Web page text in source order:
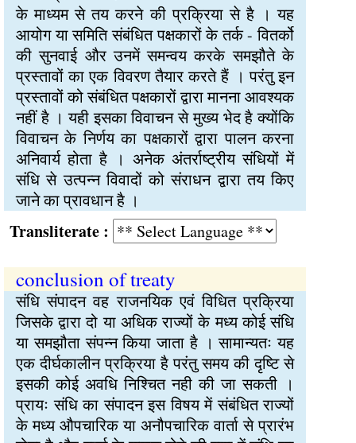
के माध्यम से तय करने की प्रक्रिया से है । यह
आयोग या समिति संबंधित पक्षकारों के तर्क - वितर्को
की सुनवाई और उनमें समन्वय करके समझौते के
प्रस्तावों का एक विवरण तैयार करते हैं । परंतु इन
प्रस्तावों को संबंधित पक्षकारों द्वारा मानना आवश्यक
नहीं है । यही इसका विवाचन से मुख्य भेद है क्योंकि
विवाचन के निर्णय का पक्षकारों द्वारा पालन करना
अनिवार्य होता है । अनेक अंतर्राष्ट्रीय संधियों में
संधि से उत्पन्न विवादों को संराधन द्वारा तय किए
जाने का प्रावधान है ।
:
conclusion of treaty
संधि संपादन वह राजनयिक एवं विधित प्रक्रिया
जिसके द्वारा दो या अधिक राज्यों के मध्य कोई संधि
या समझौता संपन्न किया जाता है । सामान्यतः यह
एक दीर्घकालीन प्रक्रिया है परंतु समय की दृष्टि से
इसकी कोई अवधि निश्चित नही की जा सकती ।
प्रायः संधि का संपादन इस विषय में संबंधित राज्यों
के मध्य औपचारिक या अनौपचारिक वार्ता से प्रारंभ